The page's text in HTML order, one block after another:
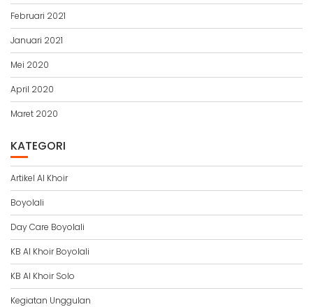
Februari 2021
Januari 2021
Mei 2020
April 2020
Maret 2020
KATEGORI
Artikel Al Khoir
Boyolali
Day Care Boyolali
KB Al Khoir Boyolali
KB Al Khoir Solo
Kegiatan Unggulan